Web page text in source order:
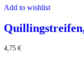
Add to wishlist
4,75 €